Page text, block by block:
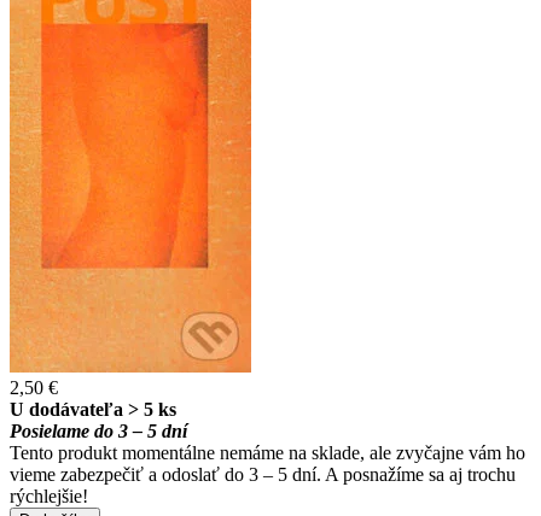
2,50 €
U dodávateľa > 5 ks
Posielame do 3 – 5 dní
Tento produkt momentálne nemáme na sklade, ale zvyčajne vám ho
vieme zabezpečiť a odoslať do 3 – 5 dní. A posnažíme sa aj trochu
rýchlejšie!